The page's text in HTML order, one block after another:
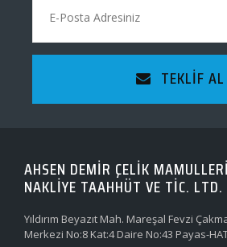
TEKLIF AL
AHSEN DEMİR ÇELİK
NAKLİYE TAAHHÜT VE TİC.
Yıldırım Beyazıt Mah. Mareşal Fevzi
Merkezi No:8 Kat:4 Daire No:43 Payas-